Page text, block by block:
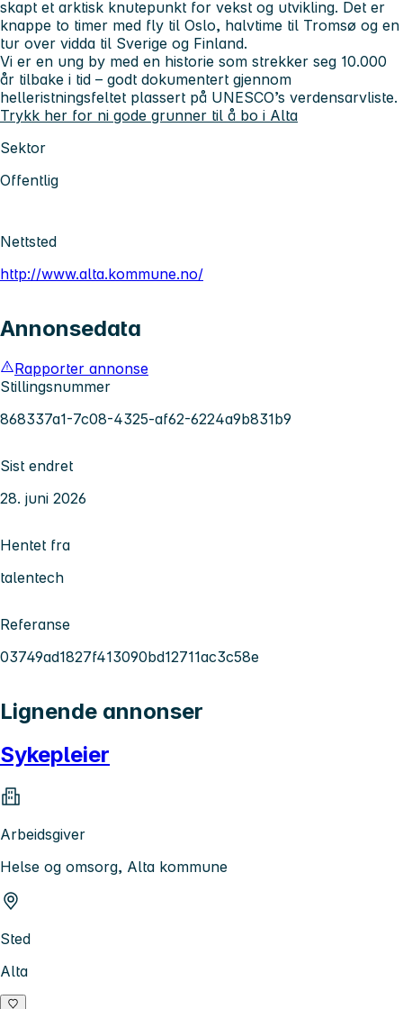
skapt et arktisk knutepunkt for vekst og utvikling. Det er
knappe to timer med fly til Oslo, halvtime til Tromsø og en
tur over vidda til Sverige og Finland.
Vi er en ung by med en historie som strekker seg 10.000
år tilbake i tid – godt dokumentert gjennom
helleristningsfeltet plassert på UNESCO’s verdensarvliste.
Trykk her for ni gode grunner til å bo i Alta
Sektor
Offentlig
Nettsted
http://www.alta.kommune.no/
Annonsedata
Rapporter annonse
Stillingsnummer
868337a1-7c08-4325-af62-6224a9b831b9
Sist endret
28. juni 2026
Hentet fra
talentech
Referanse
03749ad1827f413090bd12711ac3c58e
Lignende annonser
Sykepleier
Arbeidsgiver
Helse og omsorg, Alta kommune
Sted
Alta